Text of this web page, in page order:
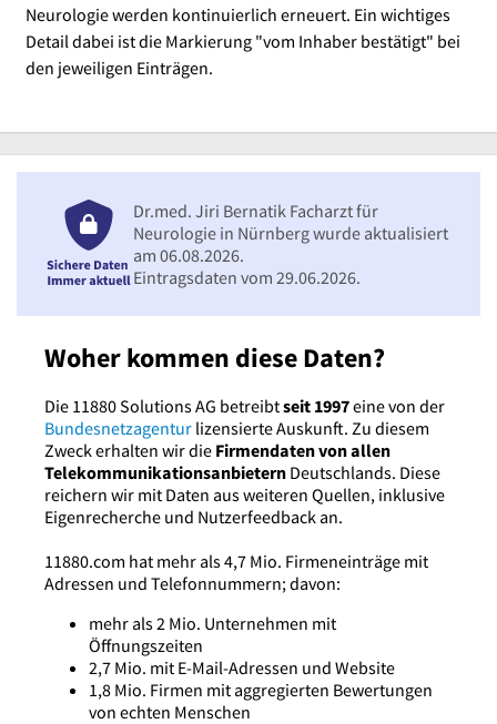
Neurologie werden kontinuierlich erneuert. Ein wichtiges
Detail dabei ist die Markierung "vom Inhaber bestätigt" bei
den jeweiligen Einträgen.
Woher kommen diese Daten?
Die 11880 Solutions AG betreibtseit 1997eine von der
Bundesnetzagentur lizensierte Auskunft. Zu diesem
Zweck erhalten wir die Firmendaten von allen
Telekommunikationsanbietern Deutschlands. Diese
reichern wir mit Daten aus weiteren Quellen, inklusive
Eigenrecherche und Nutzerfeedback an.
11880.com hat mehr als 4,7 Mio. Firmeneinträge mit
Adressen und Telefonnummern; davon:
mehr als 2 Mio. Unternehmen mit
Öffnungszeiten
2,7 Mio. mit E-Mail-Adressen und Website
1,8 Mio. Firmen mit aggregierten Bewertungen
von echten Menschen
Dr.med. Jiri Bernatik Facharzt für
Neurologie in Nürnberg wurde aktualisiert
am 06.08.2026.
Eintragsdaten vom 29.06.2026.